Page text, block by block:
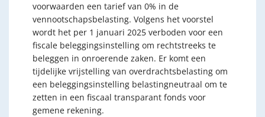
voorwaarden een tarief van 0% in de
vennootschapsbelasting. Volgens het voorstel
wordt het per 1 januari 2025 verboden voor een
fiscale beleggingsinstelling om rechtstreeks te
beleggen in onroerende zaken. Er komt een
tijdelijke vrijstelling van overdrachtsbelasting om
een beleggingsinstelling belastingneutraal om te
zetten in een fiscaal transparant fonds voor
gemene rekening.